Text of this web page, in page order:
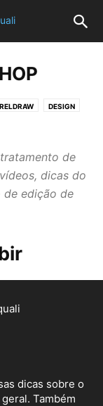
DESIGN
de
dicas do
edição de
dicas sobre o
Também